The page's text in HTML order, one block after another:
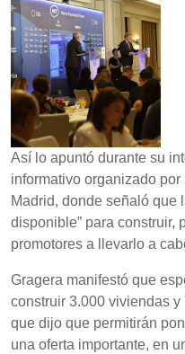
Así lo apuntó durante su
informativo organizado
Madrid, donde señaló que
disponible” para construir,
promotores a llevarlo a
Gragera manifestó que
construir 3.000 viviendas
que dijo que permitirán
una oferta importante, en